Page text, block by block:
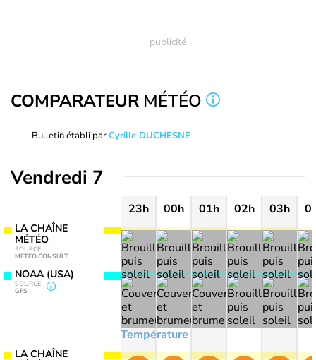
COMPARATEUR MÉTÉO
Bulletin établi parCyrille DUCHESNE
Vendredi 7
LA CHAÎNE
MÉTÉO
SOURCE
METEO CONSULT
NOAA (USA)
SOURCE
GFS
LA CHAÎNE
23h 00h 01h 02h 03h
Température